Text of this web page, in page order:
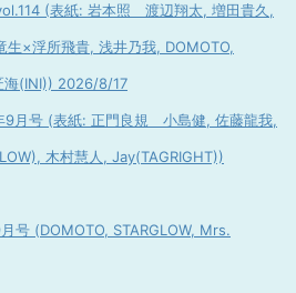
(表紙: 岩本照 渡辺翔太, 増田貴久,
生×浮所飛貴, 浅井乃我, DOMOTO,
(INI)) 2026/8/17
9月号 (表紙: 正門良規 小島健, 佐藤龍我,
木村慧人, Jay(TAGRIGHT))
号 (DOMOTO, STARGLOW, Mrs.